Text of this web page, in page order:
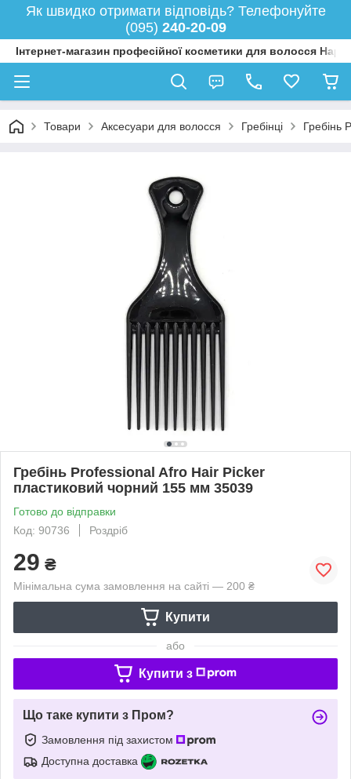
Як швидко отримати відповідь? Телефонуйте
(095) 240-20-09
Інтернет-магазин професійної косметики для волосся
Товари Аксесуари для волосся Гребінці Гребінь
Гребінь Professional Afro Hair Picker
пластиковий чорний 155 мм 35039
Готово до відправки
Код: 90736
Роздріб
29 ₴
Мінімальна сума замовлення на сайті — 200 ₴
Купити
або
Купити з
Що таке купити з Пром?
Замовлення під захистом
Доступна доставка